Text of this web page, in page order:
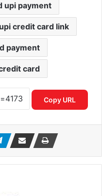
upi payment
credit card link
payment
card
Copy URL